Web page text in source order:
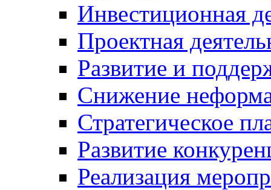
Инвестиционная
Проектная
Развитие и
Снижение
Стратегическое
Развитие
Реализация